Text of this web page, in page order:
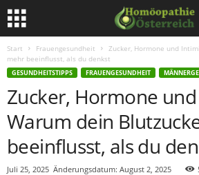
Start Frauengesundheit
Zucker, Hormone und
mehr beeinflusst, als du denkst
GESUNDHEITSTIPPS FRAUENGESUNDHEIT
Zucker, Hormone
Warum dein
beeinflusst, als du
Juli 25, 2025 Änderungsdatum: August 2, 2025